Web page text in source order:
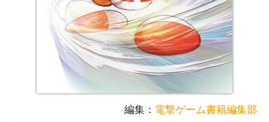
編集： 電撃ゲーム書籍編集部